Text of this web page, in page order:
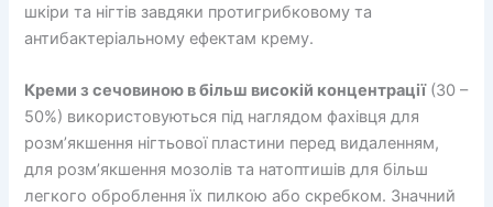
шкіри та нігтів завдяки протигрибковому та
антибактеріальному ефектам крему.
Креми з сечовиною в більш високій концентрації(30 –
50%) використовуються під наглядом фахівця для
розм’якшення нігтьової пластини перед видаленням,
для розм’якшення мозолів та натоптишів для більш
легкого оброблення їх пилкою або скребком. Значний